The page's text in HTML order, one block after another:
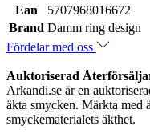
Ean
5707968016672
Brand Damm ring design
Fördelar med oss
Auktoriserad
Arkandi.se är en
äkta smycken. Märkta med
smyckematerialets äkthet.